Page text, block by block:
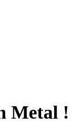
Metal !